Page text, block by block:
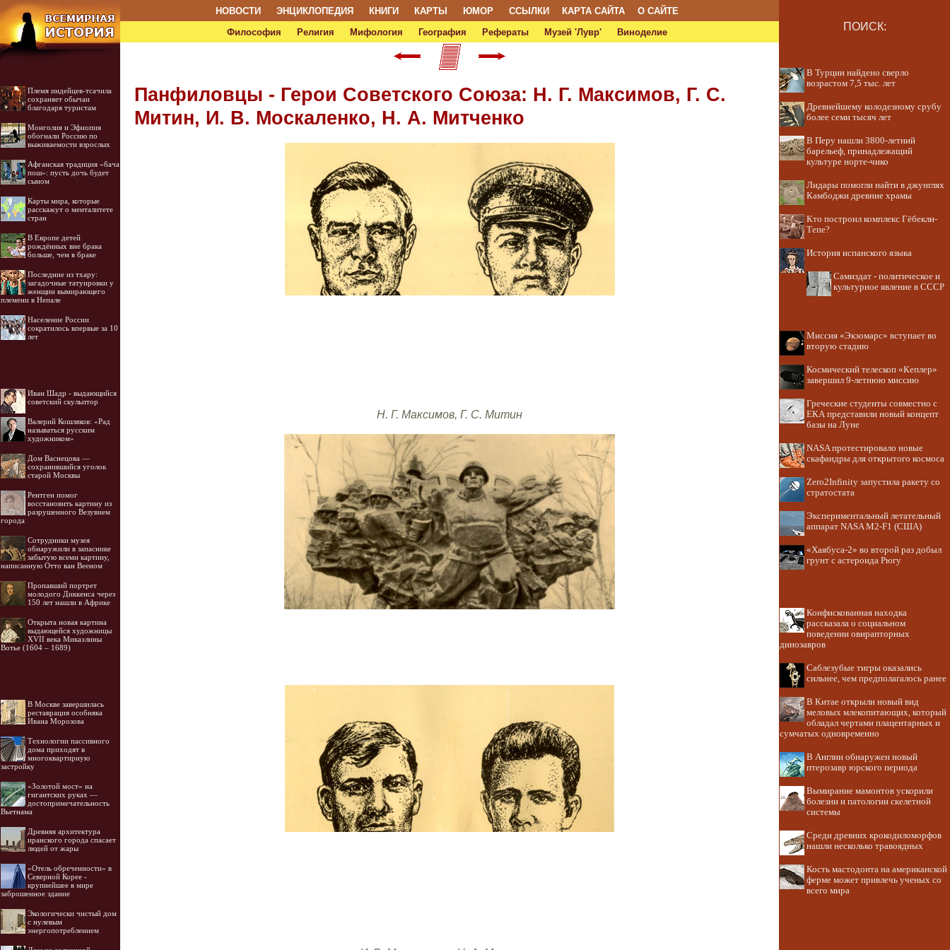
НОВОСТИ ЭНЦИКЛОПЕДИЯ КНИГИ КАРТЫ ЮМОР ССЫЛКИ КАРТА САЙТА
О САЙТЕ
Философия
Религия Мифология География Рефераты Музей 'Лувр' Виноделие ПОИСК:
Племя индейцев-тсачила
сохраняет обычаи
благодаря туристам
Монголия и Эфиопия
обогнали Россию по
выживаемости взрослых
Афганская традиция «бача
пош»: пусть дочь будет
сыном
Карты мира, которые
расскажут о менталитете
стран
В Европе детей
рождённых вне брака
больше, чем в браке
Последние из тхару:
загадочные татуировки у
женщин вымирающего
племени в Непале
Население России
сократилось впервые за 10
лет
Иван Шадр - выдающийся
советский скульптор
Валерий Кошляков: «Рад
называться русским
художником»
Дом Васнецова —
сохранившийся уголок
старой Москвы
Рентген помог
восстановить картину из
разрушенного Везувием
города
Cотрудники музея
обнаружили в запаснике
забытую всеми картину,
написанную Отто ван Вееном
Пропавший портрет
молодого Диккенса через
150 лет нашли в Африке
Открыта новая картина
выдающейся художницы
XVII века Микаэлины
Вотье (1604 – 1689)
В Москве завершилась
реставрация особняка
Ивана Морозова
Технологии пассивного
дома приходят в
многоквартирную
застройку
«Золотой мост» на
гигантских руках —
достопримечательность
Вьетнама
Древняя архитектура
иранского города спасает
людей от жары
«Отель обреченности» в
Северной Корее -
крупнейшее в мире
заброшенное здание
Экологически чистый дом
с нулевым
энергопотреблением
Панфиловцы - Герои Советского Союза: Н. Г. Максимов, Г. С.
Митин, И. В. Москаленко, Н. А. Митченко
Н. Г. Максимов, Г. С. Митин
В Турции найдено сверло
возрастом 7,5 тыс. лет
Древнейшему колодезному срубу
более семи тысяч лет
В Перу нашли 3800-летний
барельеф, принадлежащий
культуре норте-чико
Лидары помогли найти в джунглях
Камбоджи древние храмы
Кто построил комплекс Гёбекли-
Тепе?
История испанского языка
Самиздат - политическое и
культурное явление в СССР
Миссия «Экзомарс» вступает во
вторую стадию
Космический телескоп «Кеплер»
завершил 9-летнюю миссию
Греческие студенты совместно с
ЕКА представили новый концепт
базы на Луне
NASA протестировало новые
скафандры для открытого космоса
Zero2Infinity запустила ракету со
стратостата
Экспериментальный летательный
аппарат NASA M2-F1 (США)
«Хаябуса-2» во второй раз добыл
грунт с астероида Рюгу
Конфискованная находка
рассказала о социальном
поведении овирапторных
динозавров
Саблезубые тигры оказались
сильнее, чем предполагалось ранее
В Китае открыли новый вид
меловых млекопитающих, который
обладал чертами плацентарных и
сумчатых одновременно
В Англии обнаружен новый
птерозавр юрского периода
Вымирание мамонтов ускорили
болезни и патологии скелетной
системы
Среди древних крокодиломорфов
нашли несколько травоядных
Кость мастодонта на американской
ферме может привлечь ученых со
всего мира